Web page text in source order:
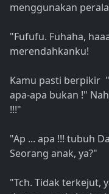
menggunakan
"Fufufu. Fuhaha,
merendahkanku!
Kamu pasti berpikir
apa-apa bukan !"
!!!"
"Ap ... apa !!! tubuh
Seorang anak, ya?"
"Tch. Tidak terkejut,